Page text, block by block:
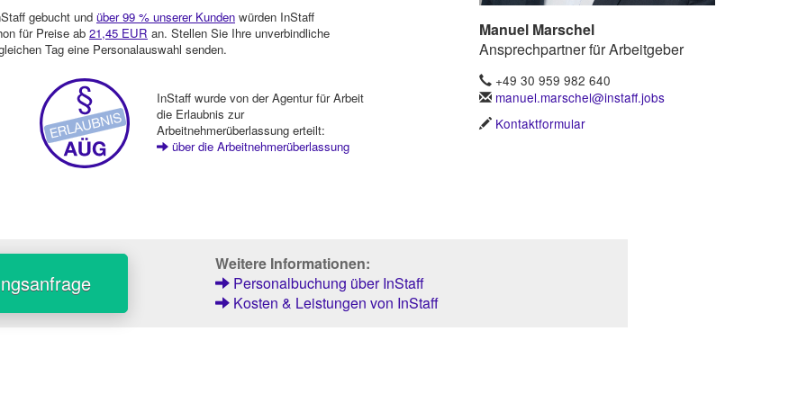
gebucht und über 99 % unserer Kunden würden InStaff
für Preise ab 21,45 EUR an. Stellen Sie Ihre unverbindliche
Tag eine Personalauswahl senden.
InStaff wurde von der Agentur für Arbeit
die Erlaubnis zur
Arbeitnehmerüberlassung erteilt:
über die Arbeitnehmerüberlassung
Manuel Marschel
Ansprechpartner für Arbeitgeber
+49 30 959 982 640
manuel.marschel@instaff.jobs
Kontaktformular
Weitere Informationen:
Personalbuchung über InStaff
Kosten & Leistungen von InStaff